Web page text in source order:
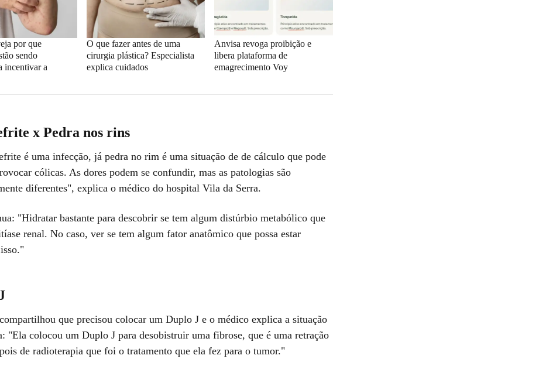
por que
sendo
incentivar a
O que fazer antes de uma
cirurgia plástica? Especialista
explica cuidados
Anvisa revoga proibição e
libera plataforma de
emagrecimento Voy
x Pedra nos rins
é uma infecção, já pedra no rim é uma situação de de cálculo que pode
cólicas. As dores podem se confundir, mas as patologias são
diferentes", explica o médico do hospital Vila da Serra.
"Hidratar bastante para descobrir se tem algum distúrbio metabólico que
renal. No caso, ver se tem algum fator anatômico que possa estar
que precisou colocar um Duplo J e o médico explica a situação
"Ela colocou um Duplo J para desobistruir uma fibrose, que é uma retração
de radioterapia que foi o tratamento que ela fez para o tumor."